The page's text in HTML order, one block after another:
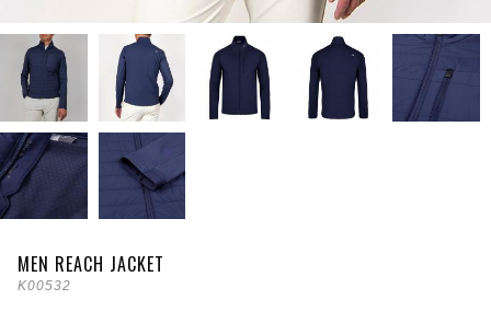
MEN REACH JACKET
K00532